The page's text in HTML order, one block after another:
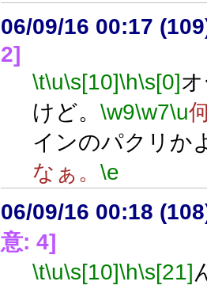
06/09/16 00:17
2]
\t\u\s[10]\h\s[0]
けど。 \w9\w7\u
インのパクリか
なぁ。 \e
06/09/16 00:18
意: 4]
\t\u\s[10]\h\s[21]